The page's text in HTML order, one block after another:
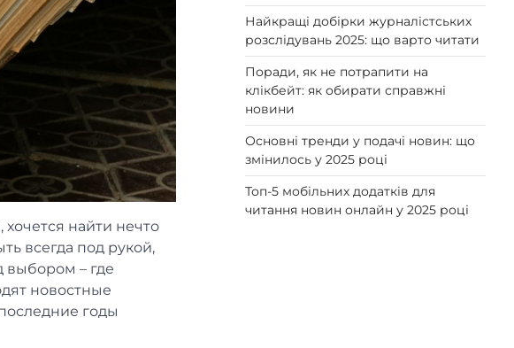
найти нечто
всегда под рукой,
выбором – где
новостные
годы
Найкращі добірки журналістських
розслідувань 2025: що варто читати
Поради, як не потрапити на
клікбейт: як обирати справжні
новини
Основні тренди у подачі новин: що
змінилось у 2025 році
Топ-5 мобільних додатків для
читання новин онлайн у 2025 році